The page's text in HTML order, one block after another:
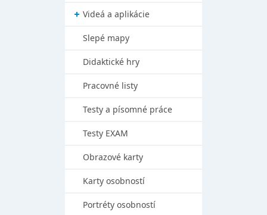
Videá a aplikácie
Slepé mapy
Didaktické hry
Pracovné listy
Testy a písomné práce
Testy EXAM
Obrazové karty
Karty osobností
Portréty osobností